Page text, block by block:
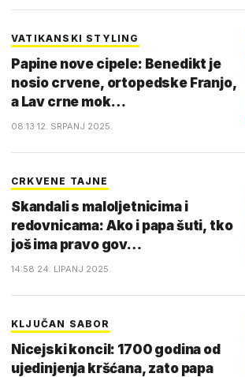
VATIKANSKI STYLING
Papine nove cipele: Benedikt je
nosio crvene, ortopedske Franjo,
a Lav crne mok…
08:13 12. SRPANJ 2025.
CRKVENE TAJNE
Skandali s maloljetnicima i
redovnicama: Ako i papa šuti, tko
još ima pravo gov…
14:58 24. LIPANJ 2025.
KLJUČAN SABOR
Nicejski koncil: 1700 godina od
ujedinjenja kršćana, zato papa